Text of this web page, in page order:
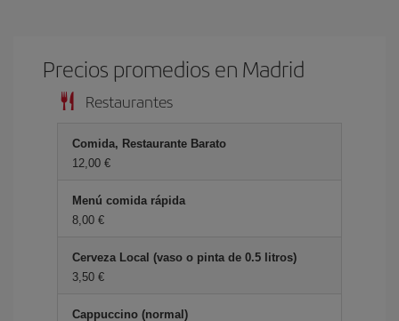
Precios promedios en Madrid
Restaurantes
Comida, Restaurante Barato
12,00 €
Menú comida rápida
8,00 €
Cerveza Local (vaso o pinta de 0.5 litros)
3,50 €
Cappuccino (normal)